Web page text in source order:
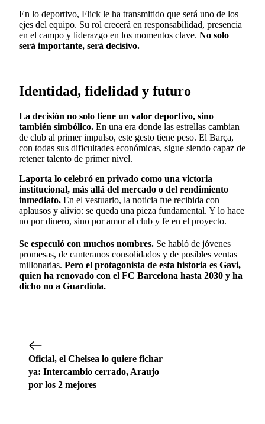
En lo deportivo, Flick le ha transmitido que será uno de los
ejes del equipo. Su rol crecerá en responsabilidad, presencia
en el campo y liderazgo en los momentos clave. No solo
será importante, será decisivo.
Identidad, fidelidad y futuro
La decisión no solo tiene un valor deportivo, sino
también simbólico. En una era donde las estrellas cambian
de club al primer impulso, este gesto tiene peso. El Barça,
con todas sus dificultades económicas, sigue siendo capaz de
retener talento de primer nivel.
Laporta lo celebró en privado como una victoria
institucional, más allá del mercado o del rendimiento
inmediato. En el vestuario, la noticia fue recibida con
aplausos y alivio: se queda una pieza fundamental. Y lo hace
no por dinero, sino por amor al club y fe en el proyecto.
Se especuló con muchos nombres. Se habló de jóvenes
promesas, de canteranos consolidados y de posibles ventas
millonarias. Pero el protagonista de esta historia es Gavi,
quien ha renovado con el FC Barcelona hasta 2030 y ha
dicho no a Guardiola.
Oficial, el Chelsea lo quiere fichar
ya: Intercambio cerrado, Araujo
por los 2 mejores